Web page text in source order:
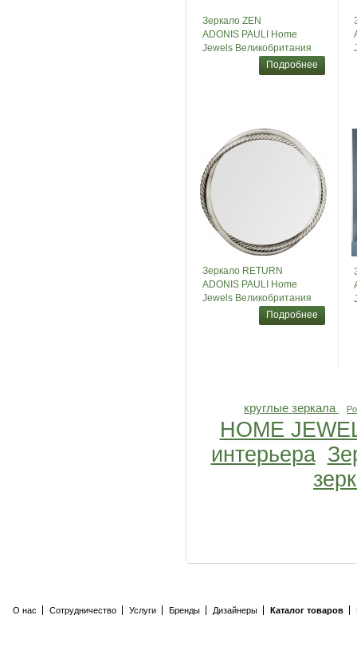
Зеркало ZEN
ADONIS PAULI Home
Jewels Великобритания
Подробнее
Зеркало RETURN
ADONIS PAULI Home
Jewels Великобритания
Подробнее
круглые зеркала
HOME
интерьера
О нас Сотрудничество Услуги Бренды Дизайнеры Каталог товаров